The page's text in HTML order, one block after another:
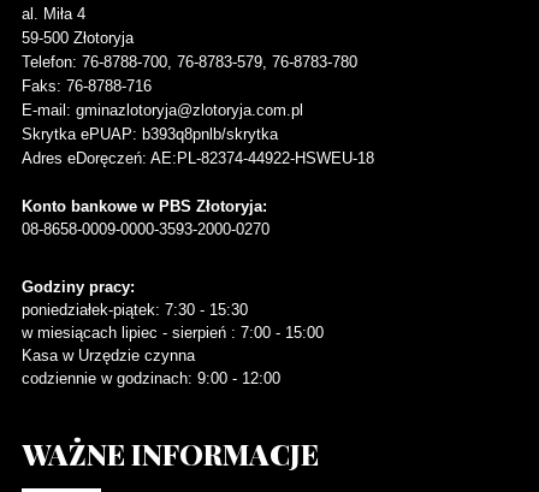
al. Miła 4
59-500 Złotoryja
Telefon: 76-8788-700, 76-8783-579, 76-8783-780
Faks: 76-8788-716
E-mail: gminazlotoryja@zlotoryja.com.pl
Skrytka ePUAP: b393q8pnlb/skrytka
Adres eDoręczeń: AE:PL-82374-44922-HSWEU-18
Konto bankowe w PBS Złotoryja:
08-8658-0009-0000-3593-2000-0270
Godziny pracy:
poniedziałek-piątek: 7:30 - 15:30
w miesiącach lipiec - sierpień : 7:00 - 15:00
Kasa w Urzędzie czynna
codziennie w godzinach: 9:00 - 12:00
WAŻNEINFORMACJE